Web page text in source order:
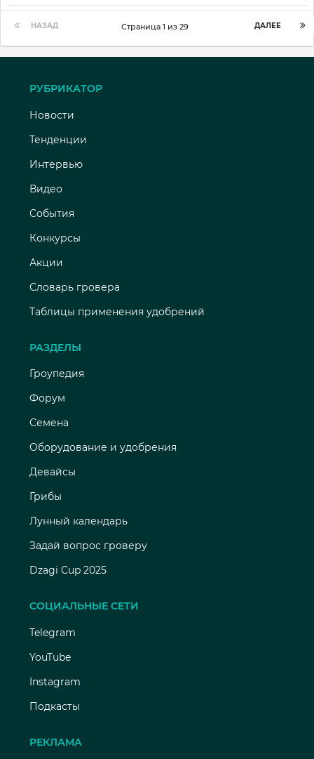
НАЗАД ДАЛЕЕ
Страница 1 из 29
РУБРИКАТОР
Новости
Тенденции
Интервью
Видео
События
Конкурсы
Акции
Словарь гровера
Таблицы применения удобрений
РАЗДЕЛЫ
Гроупедия
Форум
Семена
Оборудование и удобрения
Девайсы
Грибы
Лунный календарь
Задай вопрос гроверу
Dzagi Cup 2025
СОЦИАЛЬНЫЕ СЕТИ
Telegram
YouTube
Instagram
Подкасты
РЕКЛАМА